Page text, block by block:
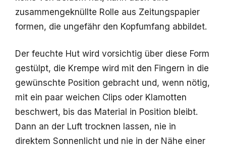
zusammengeknüllte Rolle aus Zeitungspapier
formen, die ungefähr den Kopfumfang abbildet.
Der feuchte Hut wird vorsichtig über diese Form
gestülpt, die Krempe wird mit den Fingern in die
gewünschte Position gebracht und, wenn nötig,
mit ein paar weichen Clips oder Klamotten
beschwert, bis das Material in Position bleibt.
Dann an der Luft trocknen lassen, nie in
direktem Sonnenlicht und nie in der Nähe einer